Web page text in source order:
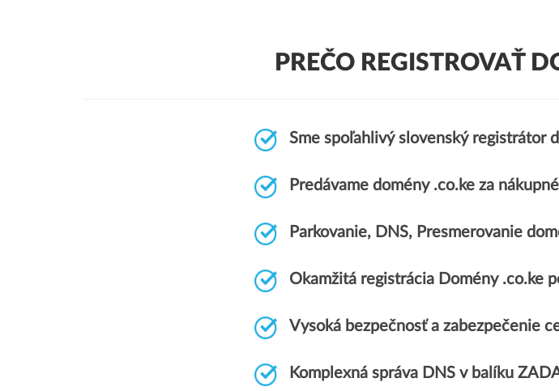
PREČO REGISTROVAŤ
Sme spoľahlivý slovenský registrátor
Predávame domény .co.ke za
Parkovanie, DNS, Presmerovanie
Okamžitá registrácia Domény .co.ke
Vysoká bezpečnosť a zabezpečenie
Komplexná správa DNS v balíku